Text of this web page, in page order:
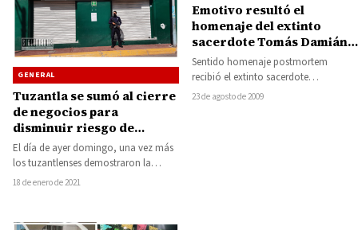
GENERAL
Tuzantla se sumó al cierre
de negocios para
disminuir riesgo de
contagio de COVID-19
El día de ayer domingo, una vez más
los tuzantlenses demostraron la
solidaridad y responsabilidad que los
18 de enero de 2021
Emotivo resultó el
homenaje del extinto
sacerdote Tomás Damián
Gomezcaña
Sentido homenaje postmortem
recibió el extinto sacerdote
huetamense Tomás Damián
23 de agosto de 2009